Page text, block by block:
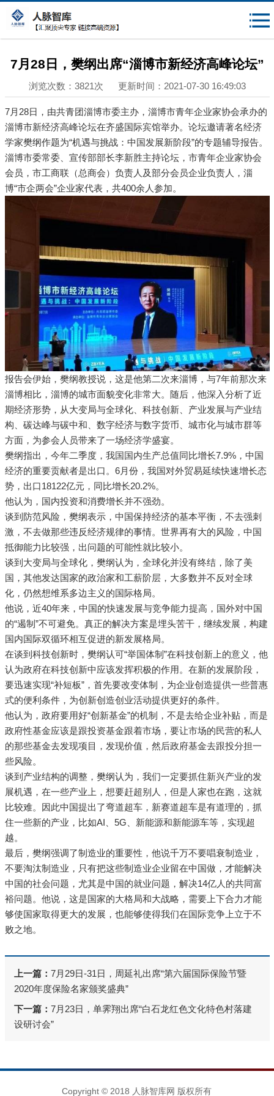
{$mheadqian}
7月28日，樊纲出席“淄博市新经济高峰论坛”
浏览次数：3821次 更新时间：2021-07-30 16:49:03
7月28日，由共青团淄博市委主办，淄博市青年企业家协会承办的
淄博市新经济高峰论坛在齐盛国际宾馆举办。论坛邀请著名经济
学家樊纲作题为“机遇与挑战：中国发展新阶段”的专题辅导报告。
淄博市委常委、宣传部部长李新胜主持论坛，市青年企业家协会
会员，市工商联（总商会）负责人及部分会员企业负责人，淄
博“市企两会”企业家代表，共400余人参加。
报告会伊始，樊纲教授说，这是他第二次来淄博，与7年前那次来
淄博相比，淄博的城市面貌变化非常大。随后，他深入分析了近
期经济形势，从大变局与全球化、科技创新、产业发展与产业结
构、碳达峰与碳中和、数字经济与数字货币、城市化与城市群等
方面，为参会人员带来了一场经济学盛宴。
樊纲指出，今年二季度，我国国内生产总值同比增长7.9%，中国
经济的重要贡献者是出口。6月份，我国对外贸易延续快速增长态
势，出口18122亿元，同比增长20.2%。
他认为，国内投资和消费增长并不强劲。
谈到防范风险，樊纲表示，中国保持经济的基本平衡，不去强刺
激，不去做那些违反经济规律的事情。世界再有大的风险，中国
抵御能力比较强，出问题的可能性就比较小。
谈到大变局与全球化，樊纲认为，全球化并没有终结，除了美
国，其他发达国家的政治家和工薪阶层，大多数并不反对全球
化，仍然想维系多边主义的国际格局。
他说，近40年来，中国的快速发展与竞争能力提高，国外对中国
的“遏制”不可避免。真正的解决方案是埋头苦干，继续发展，构建
国内国际双循环相互促进的新发展格局。
在谈到科技创新时，樊纲认可“举国体制”在科技创新上的意义，他
认为政府在科技创新中应该发挥积极的作用。在新的发展阶段，
要迅速实现“补短板”，首先要改变体制，为企业创造提供一些普惠
式的便利条件，为创新创造创业活动提供更好的条件。
他认为，政府要用好“创新基金”的机制，不是去给企业补贴，而是
政府性基金应该是跟投资基金跟着市场，要让市场的民营的私人
的那些基金去发现项目，发现价值，然后政府基金去跟投分担一
些风险。
谈到产业结构的调整，樊纲认为，我们一定要抓住新兴产业的发
展机遇，在一些产业上，想要赶超别人，但是人家也在跑，这就
比较难。因此中国提出了弯道超车，新赛道超车是有道理的，抓
住一些新的产业，比如AI、5G、新能源和新能源车等，实现超
越。
最后，樊纲强调了制造业的重要性，他说千万不要唱衰制造业，
不要淘汰制造业，只有把这些制造业企业留在中国做，才能解决
中国的社会问题，尤其是中国的就业问题，解决14亿人的共同富
裕问题。他说，这是国家的大格局和大战略，需要上下合力才能
够使国家取得更大的发展，也能够使得我们在国际竞争上立于不
败之地。
上一篇： 7月29日-31日，周延礼出席“第六届国际保险节暨
2020年度保险名家颁奖盛典”
下一篇： 7月23日，单霁翔出席“白石龙红色文化特色村落建
设研讨会”
Copyright © 2018 人脉智库网 版权所有